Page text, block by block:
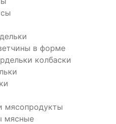
в форме
колбаски
мясопродукты
мясные